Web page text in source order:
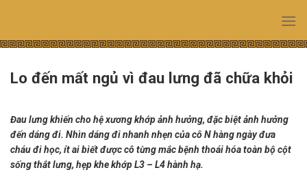
content
Lo đến mất ngủ vì đau lưng đã chữa khỏi
Đau lưng khiến cho hệ xương khớp ảnh hưởng, đặc biệt ảnh hưởng
đến dáng đi. Nhìn dáng đi nhanh nhẹn của cô N hàng ngày đưa
cháu đi học, ít ai biết được cô từng mắc bệnh thoái hóa toàn bộ cột
sống thắt lưng, hẹp khe khớp L3 – L4 hành hạ.